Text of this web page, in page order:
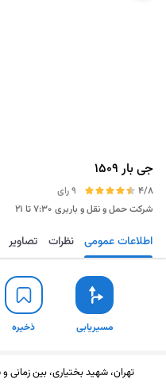
جی بار ۱۵۰۹
4/8
9 رای
شرکت حمل و نقل و باربری ۷:۳۰ تا ۲۱
مسیریابی ذخیره اطلاعات عمومی نظرات تصاویر
مسیریابی ذخیره
تهران، شهید بختیاری، بین